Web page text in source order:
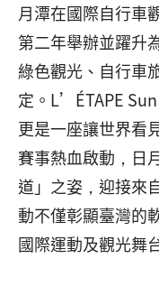
月潭在國際自行車
第二年舉辦並躍升
綠色觀光、自行車
定。L’ÉTAPE
更是一座讓世界看
賽事熱血啟動，日
道」之姿，迎接來
動不僅彰顯臺灣的
國際運動及觀光舞